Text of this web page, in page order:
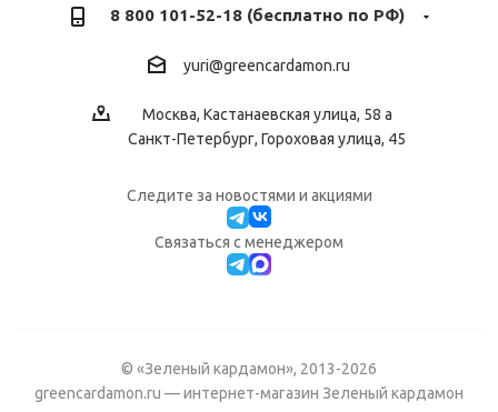
8 800 101-52-18 (бесплатно по РФ)
yuri@greencardamon.ru
Москва, Кастанаевская улица, 58 а
Санкт-Петербург, Гороховая улица, 45
Следите за новостями и акциями
Cвязаться с менеджером
© «Зеленый кардамон», 2013-2026
greencardamon.ru — интернет-магазин Зеленый кардамон